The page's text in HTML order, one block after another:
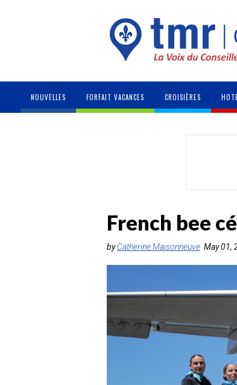
NOUVELLES FORFAIT VACANCES CROISIÈRES
French bee
byCatherine Maisonneuve May 01,